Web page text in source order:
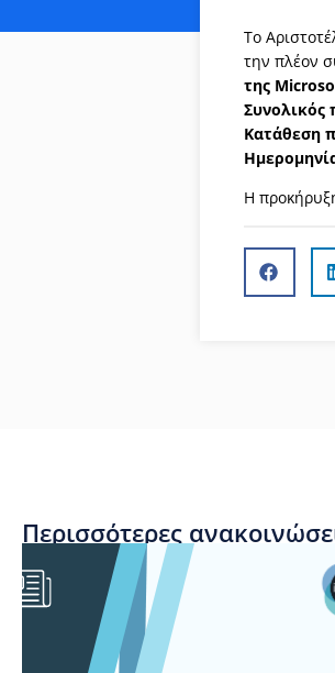
Το
την πλέον
της
Συνολικός
Κατάθεση
Η
Περισσότερες